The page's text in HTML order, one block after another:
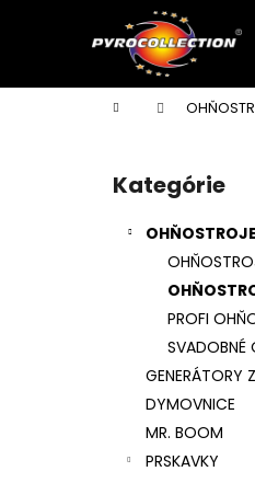
Domov
Preskočiť
kategórie
Kategórie
OHŇOSTROJE
PROFI
SVADOBNÉ
GENERÁTORY
DYMOVNICE
MR. BOOM
PRSKAVKY
í
Späť
do
Späť
do